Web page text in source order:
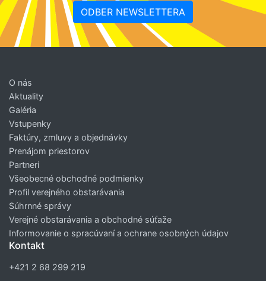
ODBER NEWSLETTERA
O nás
Aktuality
Galéria
Vstupenky
Faktúry, zmluvy a objednávky
Prenájom priestorov
Partneri
Všeobecné obchodné podmienky
Profil verejného obstarávania
Súhrnné správy
Verejné obstarávania a obchodné súťaže
Informovanie o spracúvaní a ochrane osobných údajov
Kontakt
+421 2 68 299 219